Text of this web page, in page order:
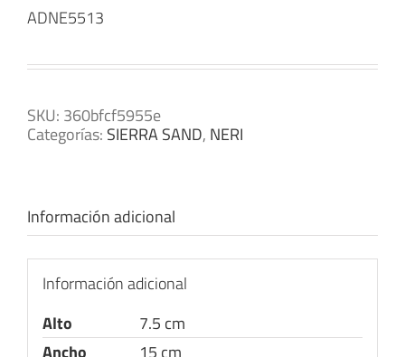
ADNE5513
SKU: 360bfcf5955e
Categorías: SIERRA SAND, NERI
Información adicional
Información adicional
Alto
7.5 cm
Ancho
15 cm